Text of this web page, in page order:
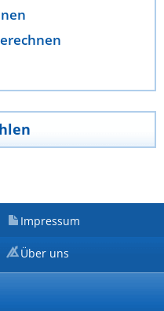
Impressum
Über uns